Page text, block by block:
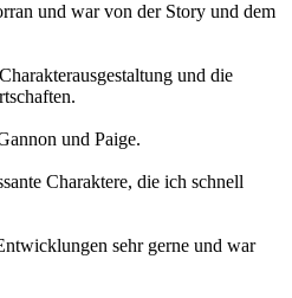
und war von der Story und dem
und die
und Paige.
Charaktere, die ich schnell
sehr gerne und war